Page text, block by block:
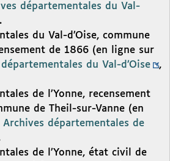
départementales du Val-
du Val-d’Oise, commune
de 1866 (en ligne sur
du Val-d’Oise
,
de l’Yonne, recensement
de Theil-sur-Vanne (en
Archives départementales de
de l’Yonne, état civil de